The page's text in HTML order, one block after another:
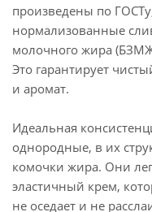
произведены по
нормализованные
молочного жира
Это гарантирует
и аромат.
Идеальная
однородные, в их
комочки жира. Они
эластичный крем,
не оседает и не